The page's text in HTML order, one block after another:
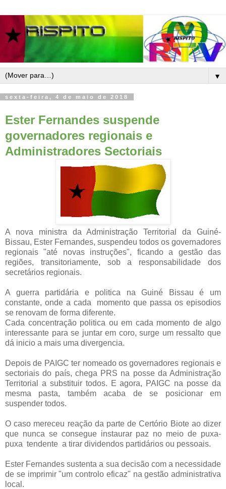
▼
sexta-feira, 4 de maio de 2018
Ester Fernandes suspende
governadores regionais e
Administradores Sectoriais
A nova ministra da Administração Territorial da Guiné-
Bissau, Ester Fernandes, suspendeu todos os governadores
regionais "até novas instruções", ficando a gestão das
regiões, transitoriamente, sob a responsabilidade dos
secretários regionais.
A guerra partidária e politica na Guiné Bissau é um
constante, onde a cada momento que passa os episodios
se renovam de forma diferente.
Cada concentração politica ou em cada momento de algo
interessante para se juntar em coro, surge um ressalto que
dá inicio a mais uma divergencia.
Depois de PAIGC ter nomeado os governadores regionais e
sectoriais do país, chega PRS na posse da Administração
Territorial a substituir todos. E agora, PAIGC na posse da
mesma pasta, também acaba de se posicionar em
suspender todos.
O caso mereceu reação da parte de Certório Biote ao dizer
que nunca se consegue instaurar paz no meio de puxa-
puxa tendente a tirar dividendos partidários ou pessoais.
Ester Fernandes sustenta a sua decisão com a necessidade
de se imprimir "um controlo eficaz" na gestão administrativa
local.